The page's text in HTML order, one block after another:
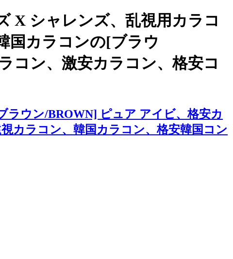
X シャレンズ、乱視用カラコ
国カラコンの[ブラウ
コン、激安カラコン、格安コ
ラウン/BROWN] ピュア アイビ、格安カ
カラコン、韓国カラコン、格安韓国コン